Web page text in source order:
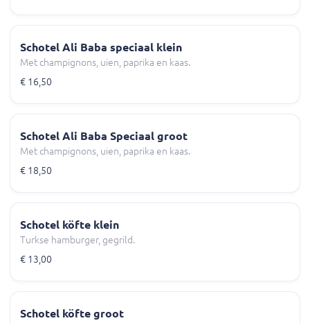
Schotel Ali Baba speciaal klein
Met champignons, uien, paprika en kaas.
€ 16,50
Schotel Ali Baba Speciaal groot
Met champignons, uien, paprika en kaas.
€ 18,50
Schotel köfte klein
Turkse hamburger, gegrild.
€ 13,00
Schotel köfte groot